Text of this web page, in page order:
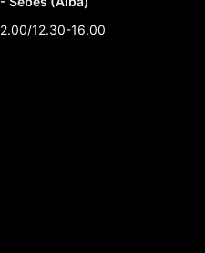
12.30-16.00